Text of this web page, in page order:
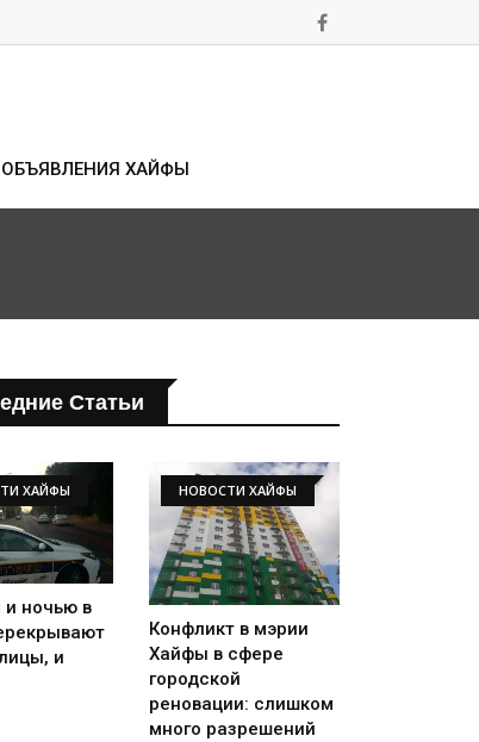
ОБЪЯВЛЕНИЯ ХАЙФЫ
Статьи
ХАЙФЫ
ночью в
и
НОВОСТИ ХАЙФЫ
Конфликт в мэрии
Хайфы в сфере
городской
реновации: слишком
много разрешений